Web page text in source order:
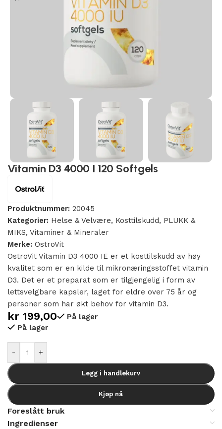
Vitamin D3 4000 I 120 Softgels
Produktnummer: 20045
Kategorier: Helse & Velvære, Kosttilskudd, PLUKK &
MIKS, Vitaminer & Mineraler
Merke: OstroVit
OstroVit Vitamin D3 4000 IE er et kosttilskudd av høy
kvalitet som er en kilde til mikronæringsstoffet vitamin
D3. Det er et preparat som er tilgjengelig i form av
lettsvelgbare kapsler, laget for eldre over 75 år og
personer som har økt behov for vitamin D3.
kr 199,00
På lager
På lager
- +
Legg i handlekurv
Kjøp nå
Alternative:
Foreslått bruk
Ingredienser